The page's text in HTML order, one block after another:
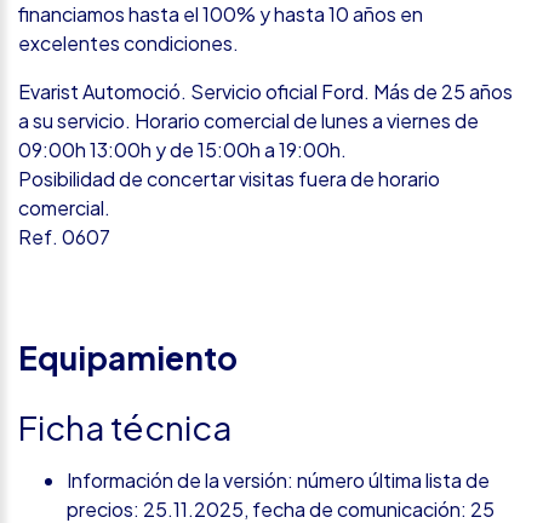
financiamos hasta el 100% y hasta 10 años en
excelentes condiciones.
Evarist Automoció. Servicio oficial Ford. Más de 25 años
a su servicio. Horario comercial de lunes a viernes de
09:00h 13:00h y de 15:00h a 19:00h.
Posibilidad de concertar visitas fuera de horario
comercial.
Ref. 0607
Equipamiento
Ficha técnica
Información de la versión: número última lista de
precios: 25.11.2025, fecha de comunicación: 25